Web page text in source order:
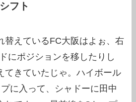
フト
替えているFC大阪はよぉ、右
にポジションを移したりし
てきていたじゃ。ハイボール
に入って、シャドーに田中